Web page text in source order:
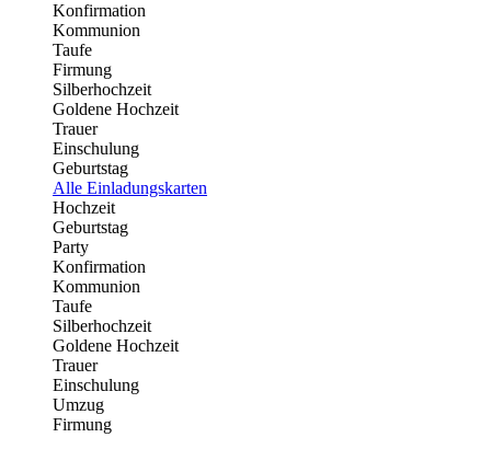
Konfirmation
Kommunion
Taufe
Firmung
Silberhochzeit
Goldene Hochzeit
Trauer
Einschulung
Geburtstag
Alle Einladungskarten
Hochzeit
Geburtstag
Party
Konfirmation
Kommunion
Taufe
Silberhochzeit
Goldene Hochzeit
Trauer
Einschulung
Umzug
Firmung